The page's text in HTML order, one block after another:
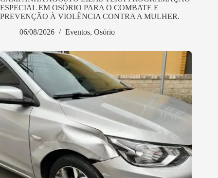
ESPECIAL EM OSÓRIO PARA O COMBATE E
PREVENÇÃO À VIOLÊNCIA CONTRA A MULHER.
06/08/2026
Eventos, Osório